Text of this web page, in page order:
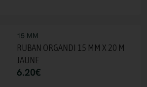
15 MM
RUBAN ORGANDI 15 MM X 20 M
JAUNE
6.20€